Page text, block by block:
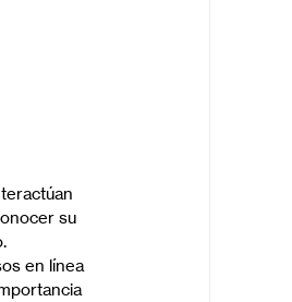
su
en línea